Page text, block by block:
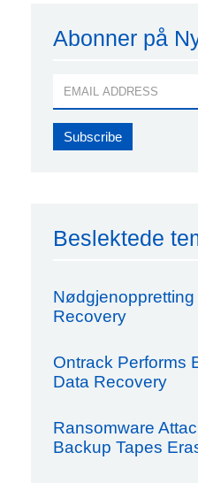
Abonner på
Beslektede
Nødgjenoppretting
Recovery
Ontrack Performs
Data Recovery
Ransomware
Backup Tapes